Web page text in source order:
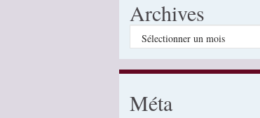
Archives
Archives
Méta